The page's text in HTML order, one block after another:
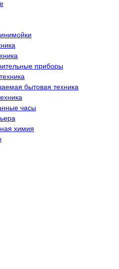
приборы
бытовая техника
часы
химия